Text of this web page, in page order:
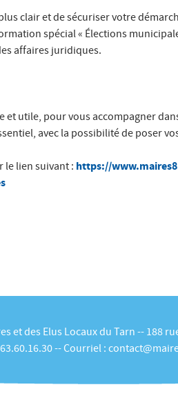
clair et de sécuriser votre
spécial « Élections
affaires juridiques.
et utile, pour vous accompagner
avec la possibilité de poser
le lien suivant : https://
et des Elus Locaux du Tarn -- 188
-- Courriel :